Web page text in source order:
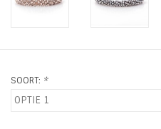
SALE
SOORT: *